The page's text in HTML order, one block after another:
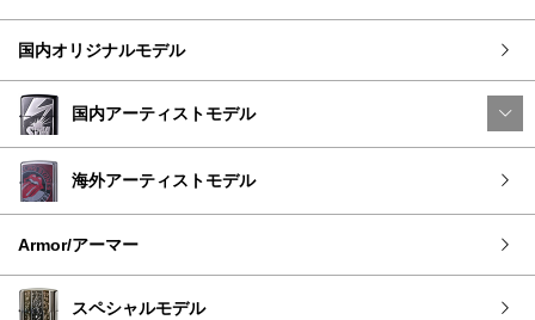
国内オリジナルモデル
国内アーティストモデル
海外アーティストモデル
Armor/アーマー
スペシャルモデル